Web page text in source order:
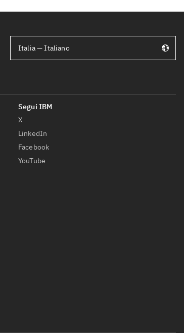
X
LinkedIn
Facebook
YouTube
Italia — Italiano